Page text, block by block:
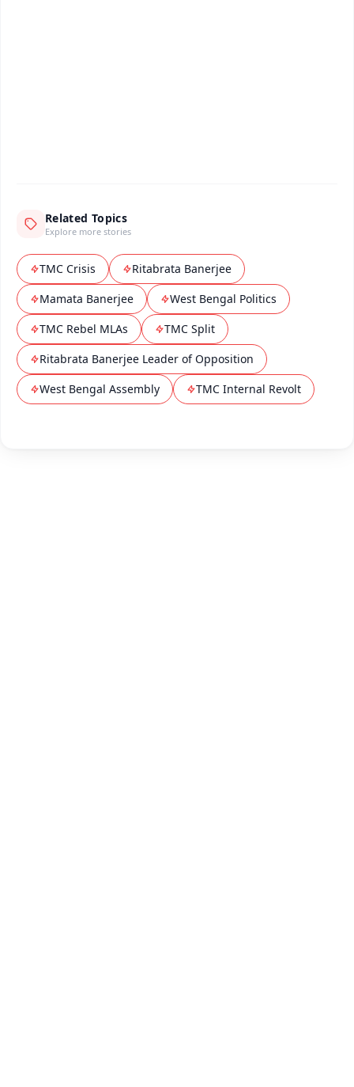
Related Topics
Explore more stories
TMC Crisis
Ritabrata Banerjee
Mamata Banerjee
West Bengal Politics
TMC Rebel MLAs
TMC Split
Ritabrata Banerjee Leader of Opposition
West Bengal Assembly
TMC Internal Revolt